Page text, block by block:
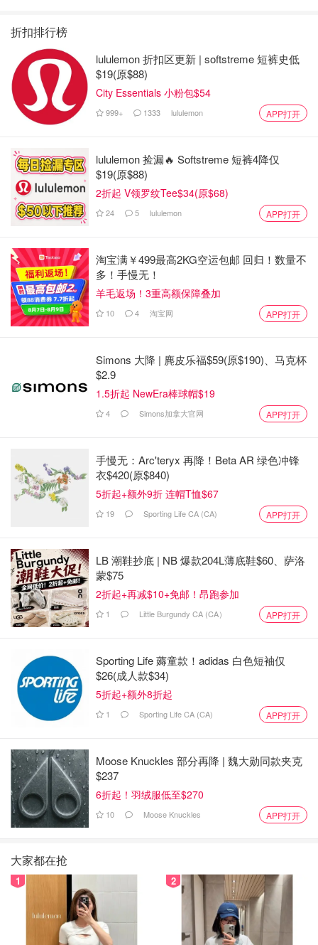
折扣排行榜
lululemon 折扣区更新 | softstreme 短裤史低
$19(原$88)
City Essentials 小粉包$54
999+ 1333 lululemon APP打开
lululemon 捡漏🔥 Softstreme 短裤4降仅
$19(原$88)
2折起 V领罗纹Tee$34(原$68)
24 5 lululemon APP打开
淘宝满￥499最高2KG空运包邮 回归！数量不
多！手慢无！
羊毛返场！3重高额保障叠加
10 4 淘宝网 APP打开
Simons 大降 | 麂皮乐福$59(原$190)、马克杯
$2.9
1.5折起 NewEra棒球帽$19
4 Simons加拿大官网 APP打开
手慢无：Arc'teryx 再降！Beta AR 绿色冲锋
衣$420(原$840)
5折起+额外9折 连帽T恤$67
19 Sporting Life CA (CA) APP打开
LB 潮鞋抄底 | NB 爆款204L薄底鞋$60、萨洛
蒙$75
2折起+再减$10+免邮！昂跑参加
1 Little Burgundy CA (CA） APP打开
Sporting Life 薅童款！adidas 白色短袖仅
$26(成人款$34)
5折起+额外8折起
1 Sporting Life CA (CA) APP打开
Moose Knuckles 部分再降 | 魏大勋同款夹克
$237
6折起！羽绒服低至$270
10 Moose Knuckles APP打开
大家都在抢
1 2